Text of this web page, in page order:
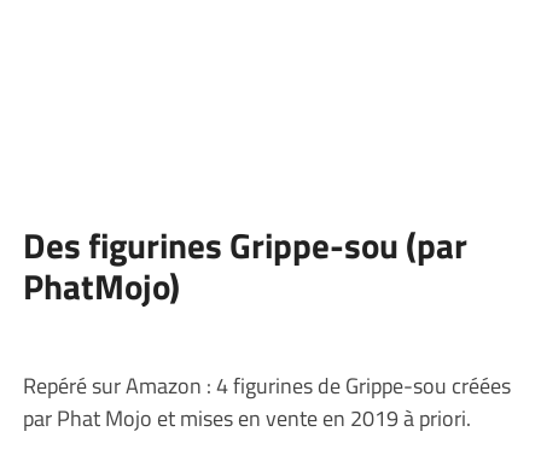
Des figurines Grippe-sou (par
PhatMojo)
Repéré sur Amazon : 4 figurines de Grippe-sou créées
par Phat Mojo et mises en vente en 2019 à priori.